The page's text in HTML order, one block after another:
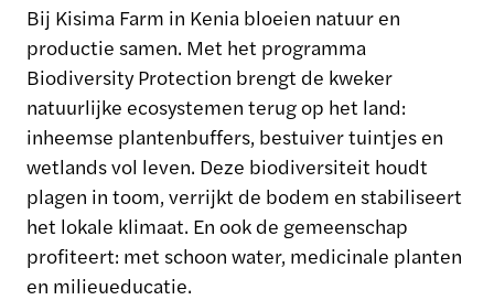
Bij Kisima Farm in Kenia bloeien natuur en
productie samen. Met het programma
Biodiversity Protection brengt de kweker
natuurlijke ecosystemen terug op het land:
inheemse plantenbuffers, bestuiver tuintjes en
wetlands vol leven. Deze biodiversiteit houdt
plagen in toom, verrijkt de bodem en stabiliseert
het lokale klimaat. En ook de gemeenschap
profiteert: met schoon water, medicinale planten
en milieueducatie.